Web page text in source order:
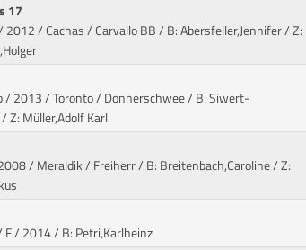
17
/ Cachas / Carvallo BB/ B: Abersfeller,Jennifer / Z:
/ 2013 / Toronto / Donnerschwee/ B: Siwert-
Z: Müller,Adolf Karl
/ Meraldik / Freiherr/ B: Breitenbach,Caroline / Z:
F / 2014/ B: Petri,Karlheinz